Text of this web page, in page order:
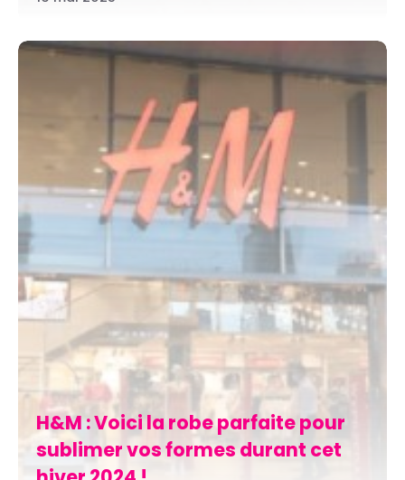
H&M : Voici la robe parfaite pour
sublimer vos formes durant cet